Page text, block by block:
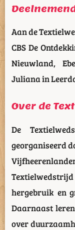
Aan de
CBS De
Nieuwland,
Juliana in
Over de
De
georganiseerd
hergebruik en
Daarnaast
over